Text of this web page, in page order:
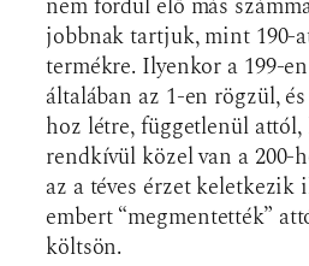
jobbnak tartjuk, mint 190-
termékre. Ilyenkor a 199-
általában az 1-en rögzül,
hoz létre, függetlenül attól,
rendkívül közel van a 200-
az a téves érzet keletkezik
embert “megmentették”
költsön.